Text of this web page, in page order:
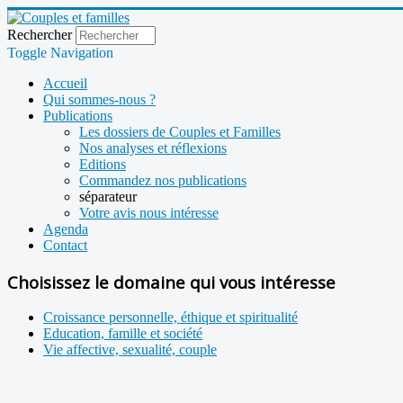
Rechercher
Toggle Navigation
Accueil
Qui sommes-nous ?
Publications
Les dossiers de Couples et Familles
Nos analyses et réflexions
Editions
Commandez nos publications
séparateur
Votre avis nous intéresse
Agenda
Contact
Choisissez le domaine qui vous intéresse
Croissance personnelle, éthique et spiritualité
Education, famille et société
Vie affective, sexualité, couple